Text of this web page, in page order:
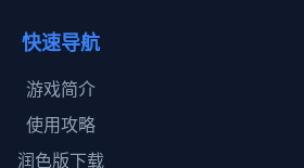
快速导航
游戏简介
使用攻略
润色版下载